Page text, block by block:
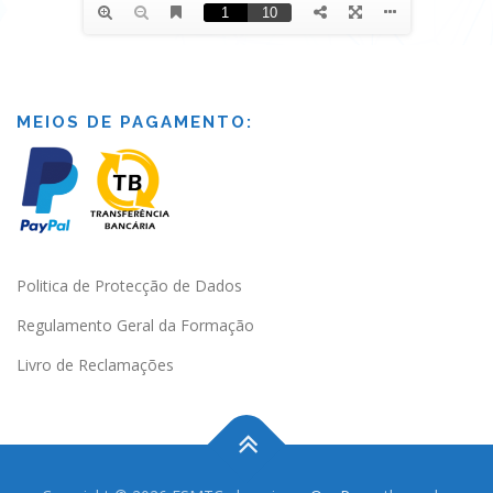
MEIOS DE PAGAMENTO:
Politica de Protecção de Dados
Regulamento Geral da Formação
Livro de Reclamações